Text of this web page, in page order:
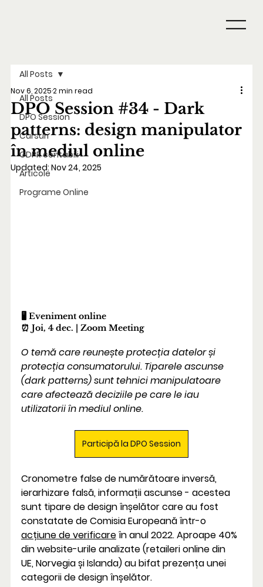
All Posts
DPO Session
Cursuri
GDPR contabili
Articole
Programe Online
All Posts
DPO Session #34 - Dark
patterns: design manipulator
în mediul online
Nov 6, 20252 min read
Updated: Nov 24, 2025
🖥️ Eveniment online
⏰ Joi, 4 dec. | Zoom Meeting
O temă care reunește protecția datelor și
protecția consumatorului. Tiparele ascunse
(dark patterns) sunt tehnici manipulatoare
care afectează deciziile pe care le iau
utilizatorii în mediul online.
Participă la DPO Session
Cronometre false de numărătoare inversă,
ierarhizare falsă, informații ascunse - acestea
sunt tipare de design înșelător care au fost
constatate de Comisia Europeană într-o
acțiune de verificare în anul 2022. Aproape 40%
din website-urile analizate (retaileri online din
UE, Norvegia și Islanda) au bifat prezența unei
categorii de design înșelător.